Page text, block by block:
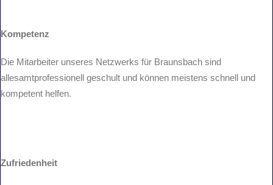
Kompetenz
Die Mitarbeiter unseres Netzwerks für Braunsbach sind
allesamtprofessionell geschult und können meistens schnell und
kompetent helfen.
Zufriedenheit